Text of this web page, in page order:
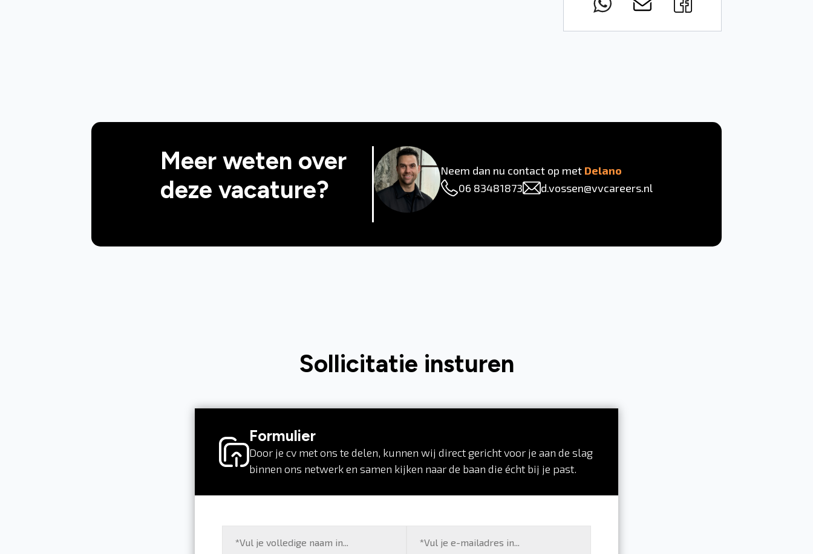
Meer weten over
deze vacature?
Neem dan nu contact op met Delano
06 83481873
d.vossen@vvcareers.nl
Sollicitatie insturen
Formulier
Door je cv met ons te delen, kunnen wij direct gericht voor je aan de slag
binnen ons netwerk en samen kijken naar de baan die écht bij je past.